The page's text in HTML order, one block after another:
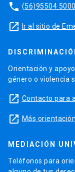
phone (56)95504 5000
launch Ir al sitio de
Orientación y
género o violencia
launch Contacto para
launch Más orientación
MEDIACIÓN
Teléfonos para